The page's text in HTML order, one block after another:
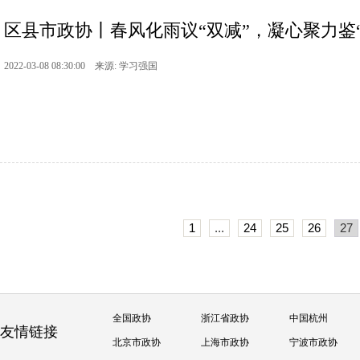
区县市政协丨春风化雨议“双减”，凝心聚力鉴
2022-03-08 08:30:00 来源: 学习强国
1 ... 24 25 26 27
友情链接
全国政协 浙江省政协 中国杭州
北京市政协 上海市政协 宁波市政协